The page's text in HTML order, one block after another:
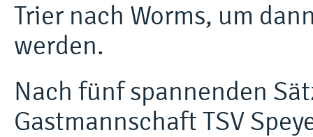
Trier nach Worms, um
werden.
Nach fünf spannenden
Gastmannschaft TSV